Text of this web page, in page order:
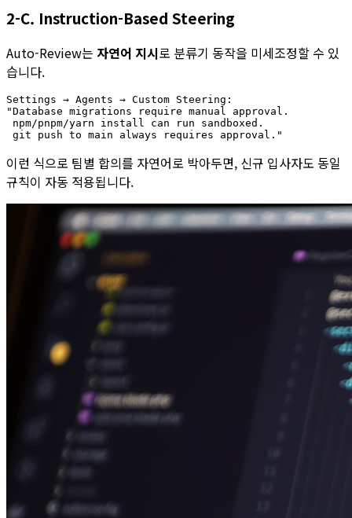
2-C. Instruction-Based Steering
Auto-Review는 자연어 지시로 분류기 동작을 미세조정할 수 있
습니다.
Settings → Agents → Custom Steering:
"Database migrations require manual approval.
npm/pnpm/yarn install can run sandboxed.
이런 식으로 팀별 합의를 자연어로 박아두면, 신규 입사자도 동일
규칙이 자동 적용됩니다.